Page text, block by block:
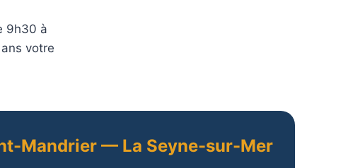
9h30 à
votre
Mandrier — La Seyne-sur-Mer